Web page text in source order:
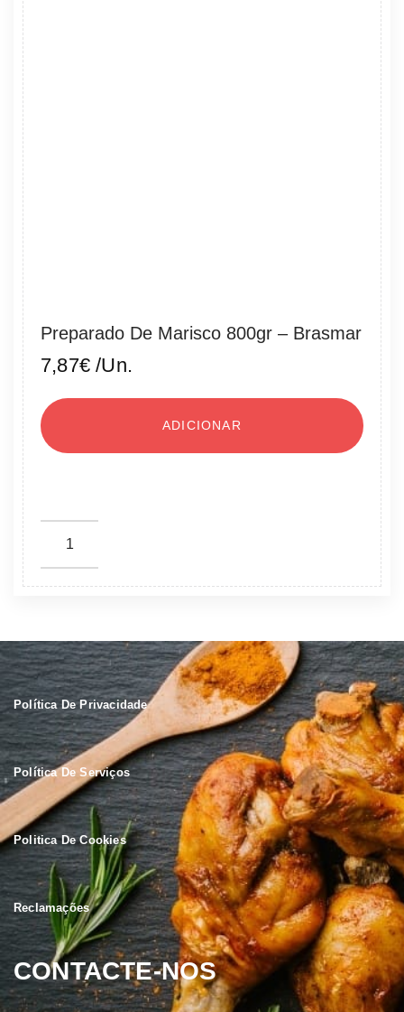
Preparado De Marisco 800gr – Brasmar
7,87€ /Un.
ADICIONAR
Política De Privacidade
Política De Serviços
Politica De Cookies
Reclamações
CONTACTE-NOS